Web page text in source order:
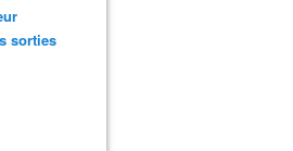
sorties